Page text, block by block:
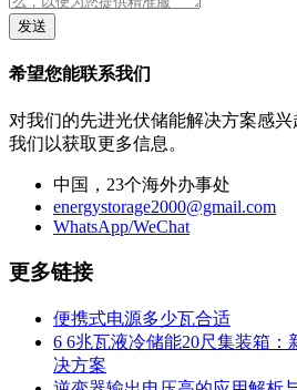
发送
希望您能联系我们
对我们的先进光伏储能解决方案感
我们以获取更多信息。
中国，23个海外办事处
energystorage2000@gmail.com
WhatsApp/WeChat
更多链接
便携式电源多少瓦合适
6 6兆瓦液冷储能20尺集装箱
决方案